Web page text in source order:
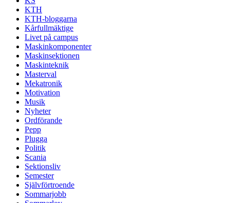
KTH
KTH-bloggarna
Kårfullmäktige
Livet på campus
Maskinkomponenter
Maskinsektionen
Maskinteknik
Masterval
Mekatronik
Motivation
Musik
Nyheter
Ordförande
Pepp
Plugga
Politik
Scania
Sektionsliv
Semester
Självförtroende
Sommarjobb